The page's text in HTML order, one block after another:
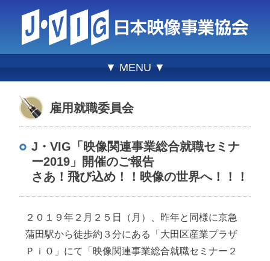
▼ MENU ▼
雇用就職委員会
J・VIG「映像関連事業総合就職セミナ
ー2019」開催のご報告
さあ！飛び込め！！映像の世界へ！！！
２０１９年２月２５日（月）、昨年と同様に京急
蒲田駅から徒歩約３分にある「大田区産業プラザ
ＰｉＯ」にて「映像関連事業総合就職セミナー２